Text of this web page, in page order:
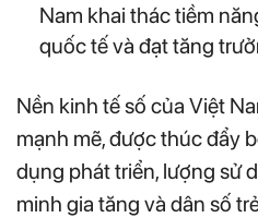
Nam khai thác tiềm
quốc tế và đạt tăng
Nền kinh tế số của Việt
mạnh mẽ, được thúc đẩy
dụng phát triển, lượng sử
minh gia tăng và dân số